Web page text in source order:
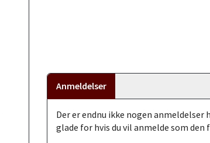
Anmeldelser
Der er endnu ikke nogen anmeldelser
glade for hvis du vil anmelde som den